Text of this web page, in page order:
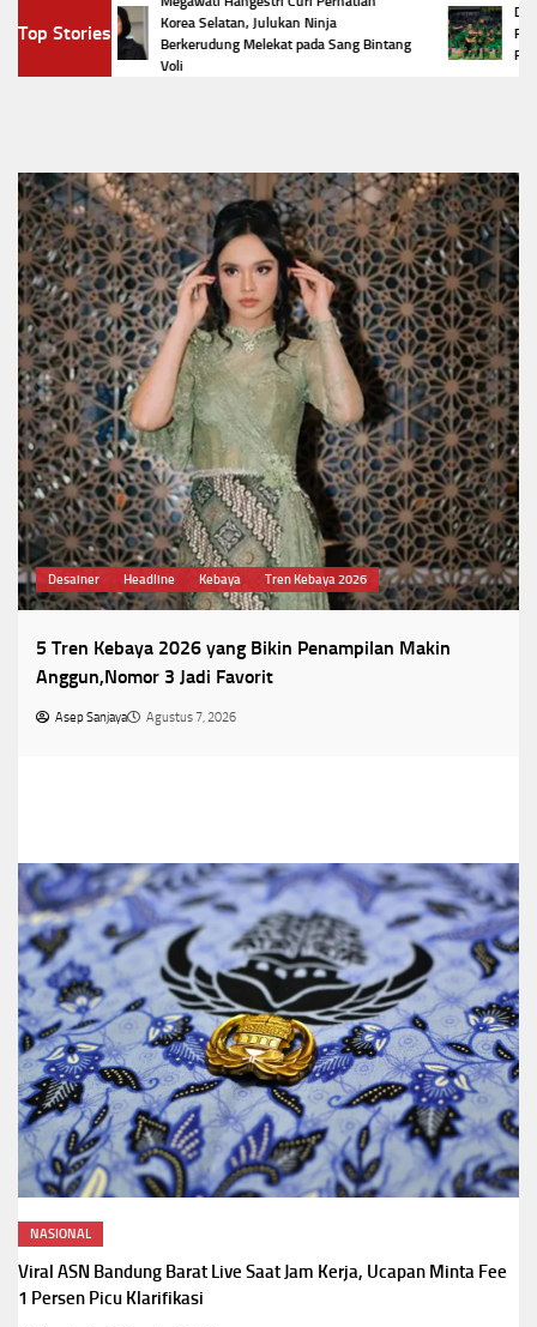
Top Stories
Korea Selatan, Julukan Ninja
Berkerudung Melekat pada Sang Bintang
Voli
Daftar
Presiden
Desainer Headline Kebaya Tren Kebaya 2026
5 Tren Kebaya 2026 yang Bikin Penampilan Makin
Anggun,Nomor 3 Jadi Favorit
Asep Sanjaya Agustus 7, 2026
NASIONAL
Viral ASN Bandung Barat Live Saat Jam Kerja, Ucapan Minta Fee
1 Persen Picu Klarifikasi